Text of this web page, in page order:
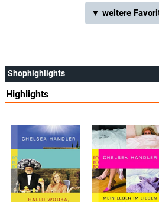
▼ weitere
Shophighlights
Highlights